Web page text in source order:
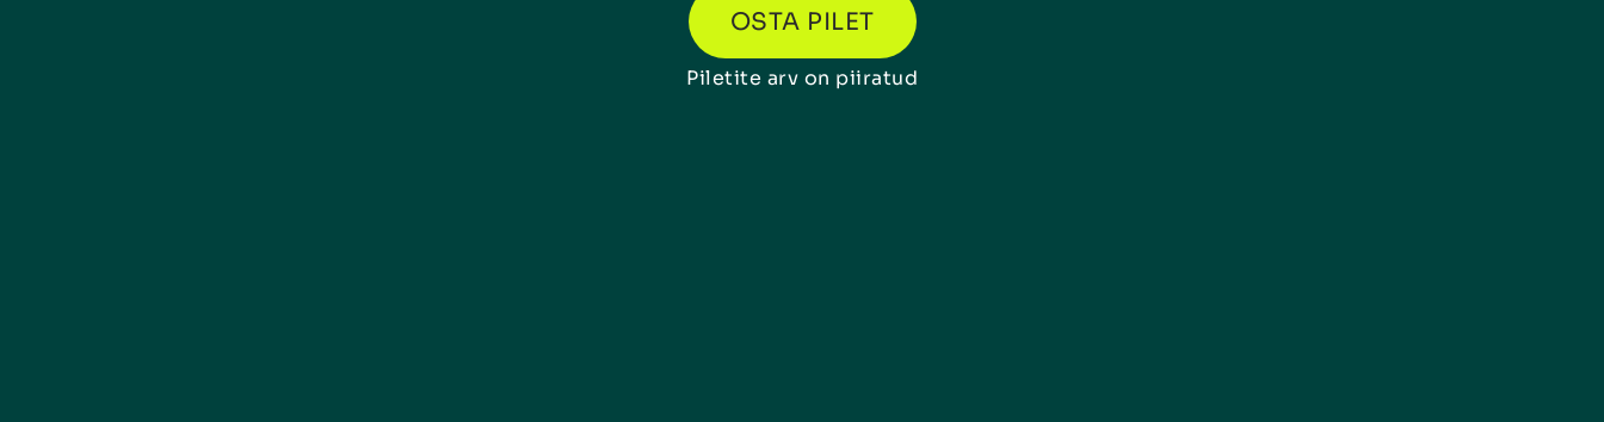
OSTA PILET
Piletite arv on piiratud